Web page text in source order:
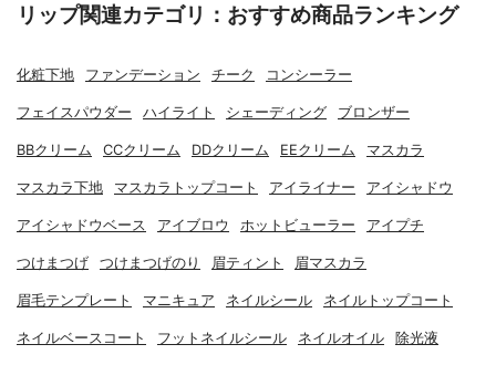
リップ関連カテゴリ：おすすめ商品ランキング
化粧下地 ファンデーション チーク コンシーラー
フェイスパウダー ハイライト シェーディング ブロンザー
BBクリーム CCクリーム DDクリーム EEクリーム マスカラ
マスカラ下地 マスカラトップコート アイライナー アイシャドウ
アイシャドウベース アイブロウ ホットビューラー アイプチ
つけまつげ つけまつげのり 眉ティント 眉マスカラ
眉毛テンプレート マニキュア ネイルシール ネイルトップコート
ネイルベースコート フットネイルシール ネイルオイル 除光液